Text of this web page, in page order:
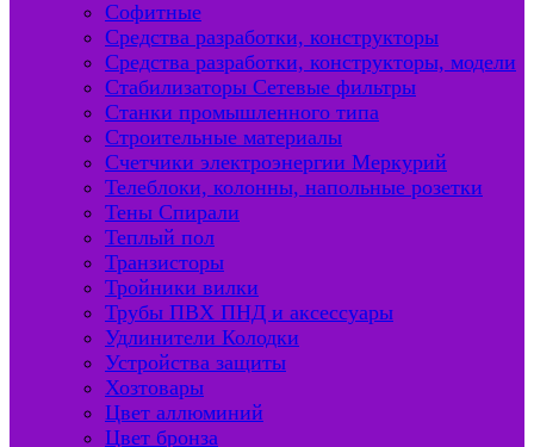
Софитные
Средства разработки, конструкторы
Средства разработки, конструкторы, модели
Стабилизаторы Сетевые фильтры
Станки промышленного типа
Строительные материалы
Счетчики электроэнергии Меркурий
Телеблоки, колонны, напольные розетки
Тены Спирали
Теплый пол
Транзисторы
Тройники вилки
Трубы ПВХ ПНД и аксессуары
Удлинители Колодки
Устройства защиты
Хозтовары
Цвет аллюминий
Цвет бронза